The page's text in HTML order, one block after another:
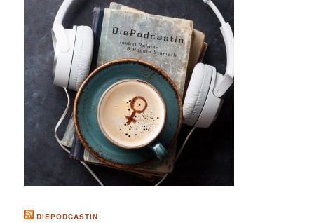
DIEPODCASTIN